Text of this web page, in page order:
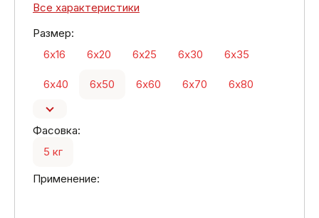
Все характеристики
Размер:
6х16
6х20 6х25 6х30 6х35
6х40 6х50 6х60 6х70 6х80
Фасовка:
5 кг
Применение: